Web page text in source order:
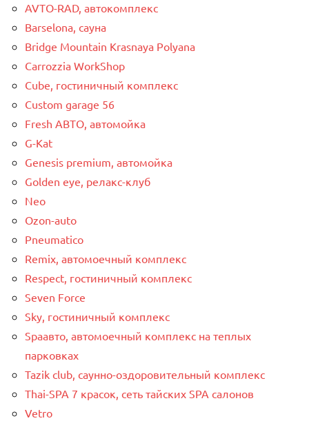
AVTO-RAD, автокомплекс
Barselona, сауна
Bridge Mountain Krasnaya Polyana
Carrozzia WorkShop
Cube, гостиничный комплекс
Custom garage 56
Fresh АВТО, автомойка
G-Kat
Genesis premium, автомойка
Golden eye, релакс-клуб
Neo
Ozon-auto
Pneumatico
Remix, автомоечный комплекс
Respect, гостиничный комплекс
Seven Force
Sky, гостиничный комплекс
Spaавто, автомоечный комплекс на теплых
парковках
Tazik club, саунно-оздоровительный комплекс
Thai-SPA 7 красок, сеть тайских SPA салонов
Vetro